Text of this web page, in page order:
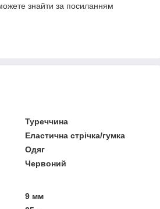
знайти за посиланням
Туреччина
Еластична стрічка/гумка
Одяг
Червоний
9 мм